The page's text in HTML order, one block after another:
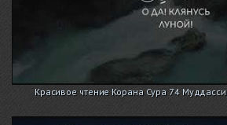
Красивое чтение Корана Сура 74